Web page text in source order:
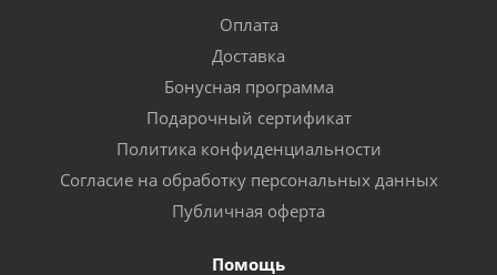
Оплата
Доставка
Бонусная программа
Подарочный сертификат
Политика конфиденциальности
Согласие на обработку персональных данных
Публичная оферта
Помощь